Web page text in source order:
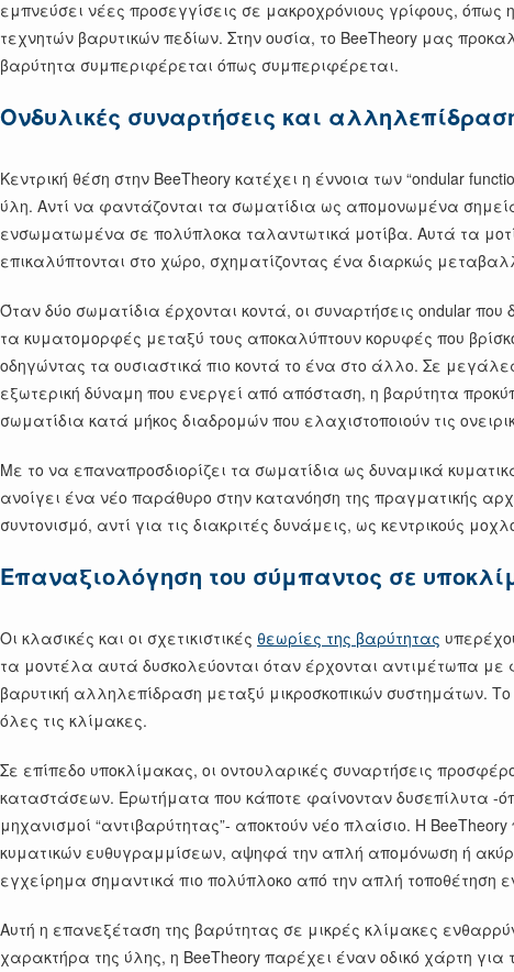
εμπνεύσει νέες προσεγγίσεις σε μακροχρόνιους γρίφους,
τεχνητών βαρυτικών πεδίων. Στην ουσία, το BeeTheory μας
βαρύτητα συμπεριφέρεται όπως συμπεριφέρεται.
Ονδυλικές συναρτήσεις και
Κεντρική θέση στην BeeTheory κατέχει η έννοια των “ondular
ύλη. Αντί να φαντάζονται τα σωματίδια ως απομονωμένα
ενσωματωμένα σε πολύπλοκα ταλαντωτικά μοτίβα. Αυτά τα
επικαλύπτονται στο χώρο, σχηματίζοντας ένα διαρκώς
Όταν δύο σωματίδια έρχονται κοντά, οι συναρτήσεις ondular
τα κυματομορφές μεταξύ τους αποκαλύπτουν κορυφές που
οδηγώντας τα ουσιαστικά πιο κοντά το ένα στο άλλο. Σε
εξωτερική δύναμη που ενεργεί από απόσταση, η βαρύτητα
σωματίδια κατά μήκος διαδρομών που ελαχιστοποιούν τις
Με το να επαναπροσδιορίζει τα σωματίδια ως δυναμικά
ανοίγει ένα νέο παράθυρο στην κατανόηση της πραγματικής
συντονισμό, αντί για τις διακριτές δυνάμεις, ως κεντρικούς
Επαναξιολόγηση του σύμπαντος σε
Οι κλασικές και οι σχετικιστικές θεωρίες της βαρύτητας
τα μοντέλα αυτά δυσκολεύονται όταν έρχονται αντιμέτωπα
βαρυτική αλληλεπίδραση μεταξύ μικροσκοπικών συστημάτων.
όλες τις κλίμακες.
Σε επίπεδο υποκλίμακας, οι οντουλαρικές συναρτήσεις
καταστάσεων. Ερωτήματα που κάποτε φαίνονταν δυσεπίλυτα -
μηχανισμοί “αντιβαρύτητας”- αποκτούν νέο πλαίσιο. Η
κυματικών ευθυγραμμίσεων, αψηφά την απλή απομόνωση ή
εγχείρημα σημαντικά πιο πολύπλοκο από την απλή τοποθέτηση
Αυτή η επανεξέταση της βαρύτητας σε μικρές κλίμακες
χαρακτήρα της ύλης, η BeeTheory παρέχει έναν οδικό χάρτη